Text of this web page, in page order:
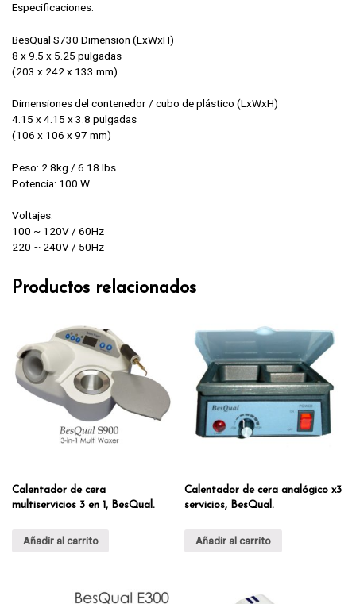
Especificaciones:
BesQual S730 Dimension (LxWxH)
8 x 9.5 x 5.25 pulgadas
(203 x 242 x 133 mm)
Dimensiones del contenedor / cubo de plástico (LxWxH)
4.15 x 4.15 x 3.8 pulgadas
(106 x 106 x 97 mm)
Peso: 2.8kg / 6.18 lbs
Potencia: 100 W
Voltajes:
100 ~ 120V / 60Hz
220 ~ 240V / 50Hz
Productos relacionados
Calentador de cera
multiservicios 3 en 1, BesQual.
Añadir al carrito
Calentador de cera analógico x3
servicios, BesQual.
Añadir al carrito